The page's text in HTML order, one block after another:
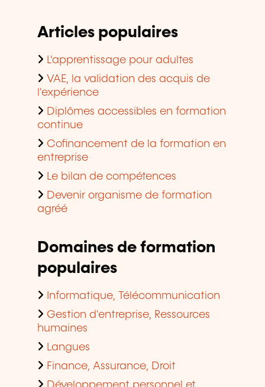
Articles populaires
L'apprentissage pour adultes
VAE, la validation des acquis de
l'expérience
Diplômes accessibles en formation
continue
Cofinancement de la formation en
entreprise
Le bilan de compétences
Devenir organisme de formation
agréé
Domaines de formation
populaires
Informatique, Télécommunication
Gestion d'entreprise, Ressources
humaines
Langues
Finance, Assurance, Droit